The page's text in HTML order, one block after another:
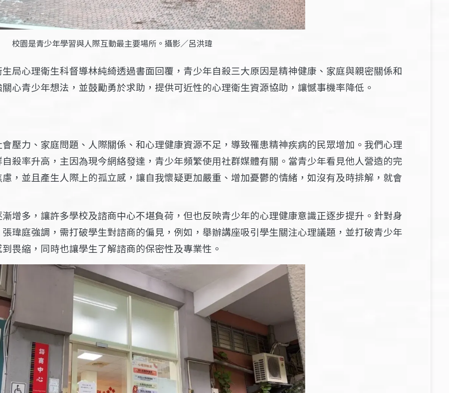
校園是青少年學習與人際互動最主要場所。攝影／呂洪瑋
局心理衛生科督導林純綺透過書面回覆，青少年自殺三大原因是精神健康、家庭與親密關係和
心青少年想法，並鼓勵勇於求助，提供可近性的心理衛生資源協助，讓憾事機率降低。
壓力、家庭問題、人際關係、和心理健康資源不足，導致罹患精神疾病的民眾增加。我們心理
殺率升高，主因為現今網絡發達，青少年頻繁使用社群媒體有關。當青少年看見他人營造的完
，並且產生人際上的孤立感，讓自我懷疑更加嚴重、增加憂鬱的情緒，如沒有及時排解，就會
增多，讓許多學校及諮商中心不堪負荷，但也反映青少年的心理健康意識正逐步提升。針對身
瑋庭強調，需打破學生對諮商的偏見，例如，舉辦講座吸引學生關注心理議題，並打破青少年
畏縮，同時也讓學生了解諮商的保密性及專業性。